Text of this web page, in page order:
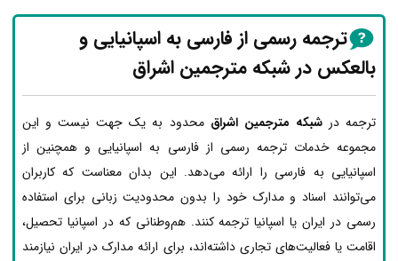
ترجمه رسمی از فارسی به اسپانیایی و
بالعکس در شبکه مترجمین اشراق
ترجمه درشبکه مترجمین اشراق محدود به یک جهت نیست و این
مجموعه خدمات ترجمه رسمی از فارسی به اسپانیایی و همچنین از
اسپانیایی به فارسی را ارائه می‌دهد. این بدان معناست که کاربران
می‌توانند اسناد و مدارک خود را بدون محدودیت زبانی برای استفاده
رسمی در ایران یا اسپانیا ترجمه کنند. هم‌وطنانی که در اسپانیا تحصیل،
اقامت یا فعالیت‌های تجاری داشته‌اند، برای ارائه مدارک در ایران نیازمند